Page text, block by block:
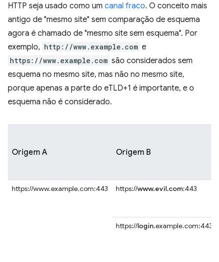
HTTP seja usado como um canal fraco. O conceito mais
antigo de "mesmo site" sem comparação de esquema
agora é chamado de "mesmo site sem esquema". Por
exemplo, http://www.example.com e
https://www.example.com são considerados sem
esquema no mesmo site, mas não no mesmo site,
porque apenas a parte do eTLD+1 é importante, e o
esquema não é considerado.
Origem A Origem B
https://www.example.com:443 https://www.evil.com:443
https://login.example.com:443